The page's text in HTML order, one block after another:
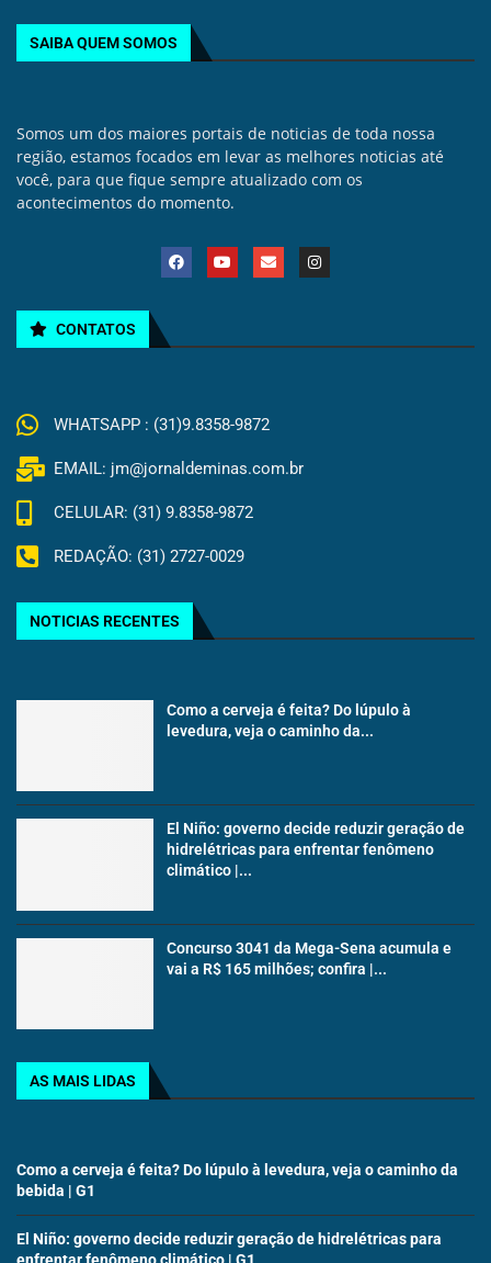
SAIBA QUEM SOMOS
Somos um dos maiores portais de noticias de toda nossa
região, estamos focados em levar as melhores noticias até
você, para que fique sempre atualizado com os
acontecimentos do momento.
CONTATOS
WHATSAPP : (31)9.8358-9872
EMAIL: jm@jornaldeminas.com.br
CELULAR: (31) 9.8358-9872
REDAÇÃO: (31) 2727-0029
NOTICIAS RECENTES
Como a cerveja é feita? Do lúpulo à
levedura, veja o caminho da...
El Niño: governo decide reduzir geração de
hidrelétricas para enfrentar fenômeno
climático |...
Concurso 3041 da Mega-Sena acumula e
vai a R$ 165 milhões; confira |...
AS MAIS LIDAS
Como a cerveja é feita? Do lúpulo à levedura, veja o caminho da
bebida | G1
El Niño: governo decide reduzir geração de hidrelétricas para